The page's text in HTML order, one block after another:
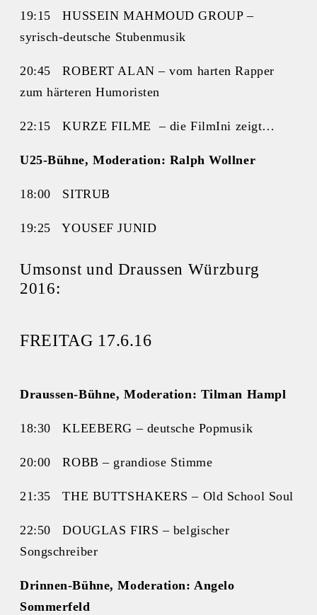
19:15 HUSSEIN MAHMOUD GROUP –
syrisch-deutsche Stubenmusik
20:45 ROBERT ALAN – vom harten Rapper
zum härteren Humoristen
22:15 KURZE FILME – die FilmIni zeigt…
U25-Bühne, Moderation: Ralph Wollner
18:00 SITRUB
19:25 YOUSEF JUNID
Umsonst und Draussen Würzburg
2016:
FREITAG 17.6.16
Draussen-Bühne, Moderation: Tilman Hampl
18:30 KLEEBERG – deutsche Popmusik
20:00 ROBB – grandiose Stimme
21:35 THE BUTTSHAKERS – Old School Soul
22:50 DOUGLAS FIRS – belgischer
Songschreiber
Drinnen-Bühne, Moderation: Angelo
Sommerfeld